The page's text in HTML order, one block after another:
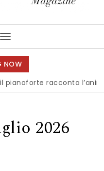
Toggle
navigation
NOW
pianoforte racconta
2026